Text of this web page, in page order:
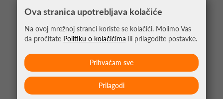
Ova stranica upotrebljava kolačiće
Na ovoj mrežnoj stranci koriste se kolačići. Molimo Vas
da pročitate Politiku o kolačićima ili prilagodite postavke.
Prilagodi
Prihvaćam sve